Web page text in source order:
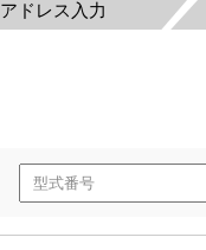
アドレス入力